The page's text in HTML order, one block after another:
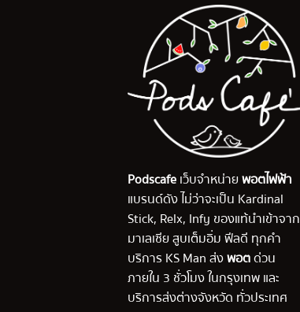
Podscafeเว็บจำหน่ายพอตไฟฟ้า
แบรนด์ดัง ไม่ว่าจะเป็น Kardinal
Stick, Relx, Infy ของแท้นำเข้าจาก
มาเลเซีย สูบเต็มอิ่ม ฟีลดี ทุกคำ
บริการ KS Man ส่งพอตด่วน
ภายใน 3 ชั่วโมง ในกรุงเทพ และ
บริการส่งต่างจังหวัด ทั่วประเทศ